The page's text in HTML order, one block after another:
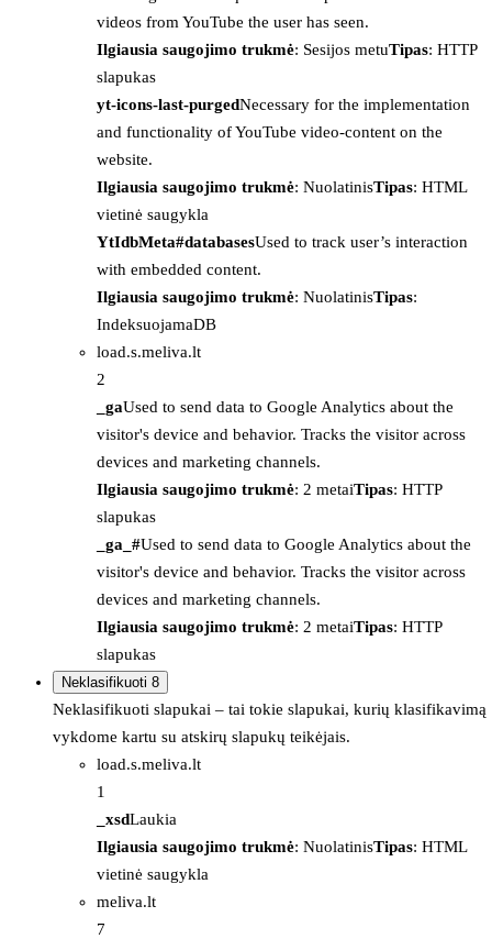
videos from YouTube the user has seen.
Ilgiausia saugojimo trukmė: Sesijos metuTipas: HTTP
slapukas
yt-icons-last-purgedNecessary for the implementation
and functionality of YouTube video-content on the
website.
Ilgiausia saugojimo trukmė: NuolatinisTipas: HTML
vietinė saugykla
YtIdbMeta#databasesUsed to track user’s interaction
with embedded content.
Ilgiausia saugojimo trukmė: NuolatinisTipas:
IndeksuojamaDB
load.s.meliva.lt
2
_gaUsed to send data to Google Analytics about the
visitor's device and behavior. Tracks the visitor across
devices and marketing channels.
Ilgiausia saugojimo trukmė: 2 metaiTipas: HTTP
slapukas
_ga_#Used to send data to Google Analytics about the
visitor's device and behavior. Tracks the visitor across
devices and marketing channels.
Ilgiausia saugojimo trukmė: 2 metaiTipas: HTTP
slapukas
Neklasifikuoti 8
Neklasifikuoti slapukai – tai tokie slapukai, kurių klasifikavimą
vykdome kartu su atskirų slapukų teikėjais.
load.s.meliva.lt
1
_xsdLaukia
Ilgiausia saugojimo trukmė: NuolatinisTipas: HTML
vietinė saugykla
meliva.lt
7